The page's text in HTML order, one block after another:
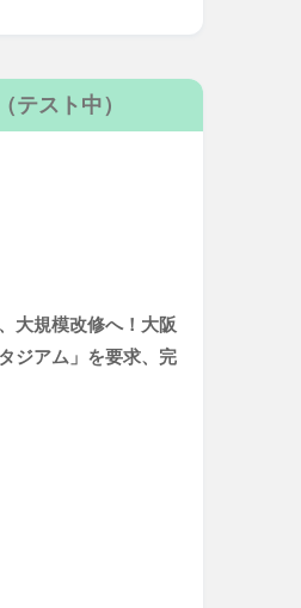
テスト中）
大規模改修へ！大阪
ジアム」を要求、完